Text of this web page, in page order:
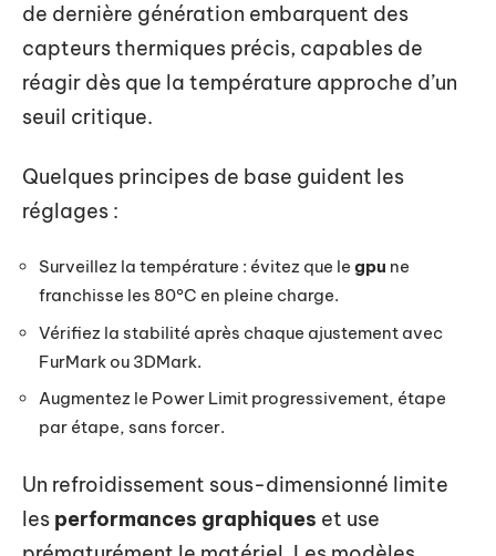
de dernière génération embarquent des
capteurs thermiques précis, capables de
réagir dès que la température approche d’un
seuil critique.
Quelques principes de base guident les
réglages :
Surveillez la température : évitez que le gpu ne
franchisse les 80°C en pleine charge.
Vérifiez la stabilité après chaque ajustement avec
FurMark ou 3DMark.
Augmentez le Power Limit progressivement, étape
par étape, sans forcer.
Un refroidissement sous-dimensionné limite
les performances graphiques et use